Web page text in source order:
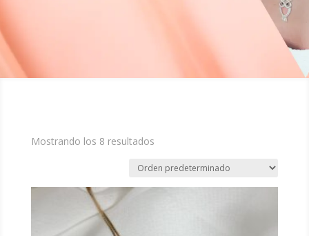
Mostrando los 8 resultados